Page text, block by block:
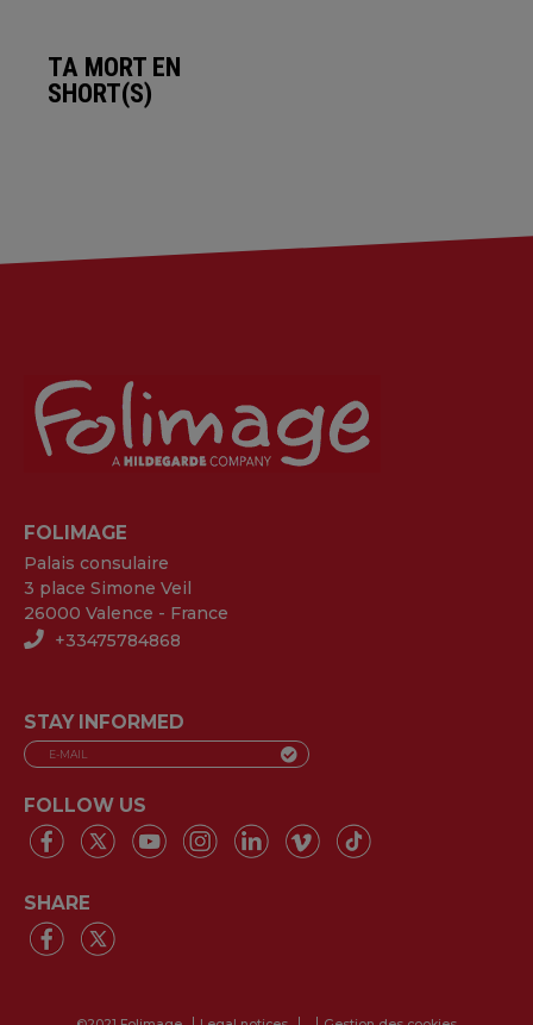
TA MORT EN
SHORT(S)
FOLIMAGE
Palais consulaire
3 place Simone Veil
26000 Valence - France
+33475784868
STAY INFORMED
FOLLOW US
SHARE